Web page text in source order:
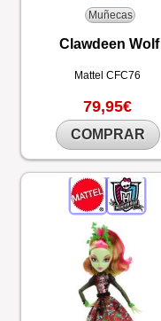
Muñecas
Clawdeen Wolf
MattelCFC76
79,95€
COMPRAR